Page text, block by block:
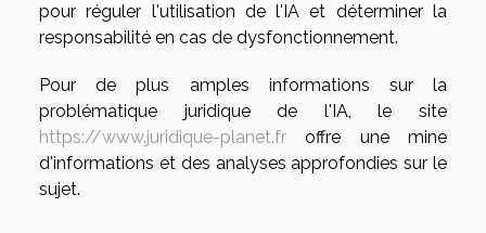
pour réguler l'utilisation de l'IA et déterminer la
responsabilité en cas de dysfonctionnement.
Pour de plus amples informations sur la
problématique juridique de l'IA, le site
https://www.juridique-planet.fr offre une mine
d'informations et des analyses approfondies sur le
sujet.